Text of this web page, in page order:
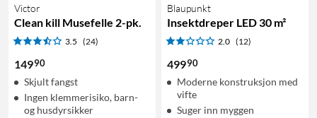
Victor
Clean kill Musefelle 2-pk.
3.5 (24)
14990
Skjult fangst
Ingen klemmerisiko, barn-
og husdyrsikker
Blaupunkt
Insektdreper LED 30 m²
2.0 (12)
49990
Moderne konstruksjon med
vifte
Suger inn myggen